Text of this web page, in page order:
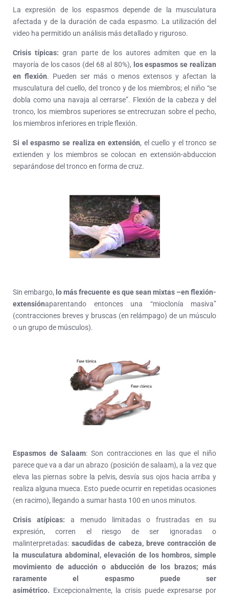
La expresión de los espasmos depende de la musculatura
afectada y de la duración de cada espasmo. La utilización del
video ha permitido un análisis más detallado y riguroso.
Crisis típicas: gran parte de los autores admiten que en la
mayoría de los casos (del 68 al 80%), los espasmos se realizan
en flexión. Pueden ser más o menos extensos y afectan la
musculatura del cuello, del tronco y de los miembros; el niño “se
dobla como una navaja al cerrarse”. Flexión de la cabeza y del
tronco, los miembros superiores se entrecruzan sobre el pecho,
los miembros inferiores en triple flexión.
Si el espasmo se realiza en extensión, el cuello y el tronco se
extienden y los miembros se colocan en extensión-abduccion
separándose del tronco en forma de cruz.
Sin embargo, lo más frecuente es que sean mixtas –en flexión-
extensiónaparentando entonces una “mioclonía masiva”
(contracciones breves y bruscas (en relámpago) de un músculo
o un grupo de músculos).
Espasmos de Salaam: Son contracciones en las que el niño
parece que va a dar un abrazo (posición de salaam), a la vez que
eleva las piernas sobre la pelvis, desvía sus ojos hacia arriba y
realiza alguna mueca. Esto puede ocurrir en repetidas ocasiones
(en racimo), llegando a sumar hasta 100 en unos minutos.
Crisis atípicas: a menudo limitadas o frustradas en su
expresión, corren el riesgo de ser ignoradas o
malinterpretadas:sacudidas de cabeza, breve contracción de
la musculatura abdominal, elevación de los hombros, simple
movimiento de aducción o abducción de los brazos; más
raramente el espasmo puede ser
asimétrico. Excepcionalmente, la crisis puede expresarse por